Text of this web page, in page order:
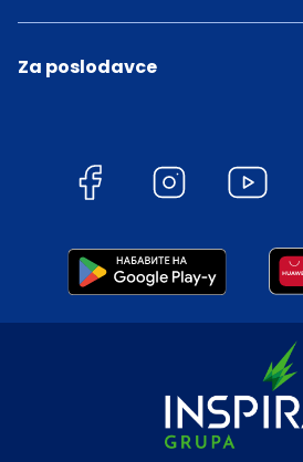
Za poslodavce